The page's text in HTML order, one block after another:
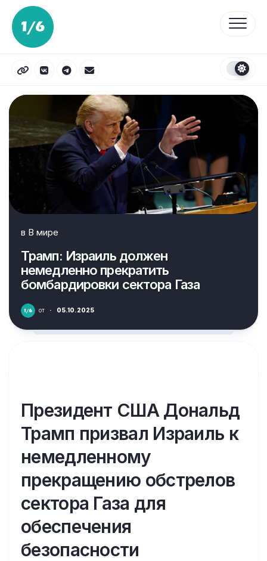
Перейти
содержанию
в В мире
Трамп: Израиль должен
немедленно прекратить
бомбардировки сектора Газа
от · 05.10.2025
Президент США Дональд
Трамп призвал Израиль к
немедленному
прекращению обстрелов
сектора Газа для
обеспечения
безопасности